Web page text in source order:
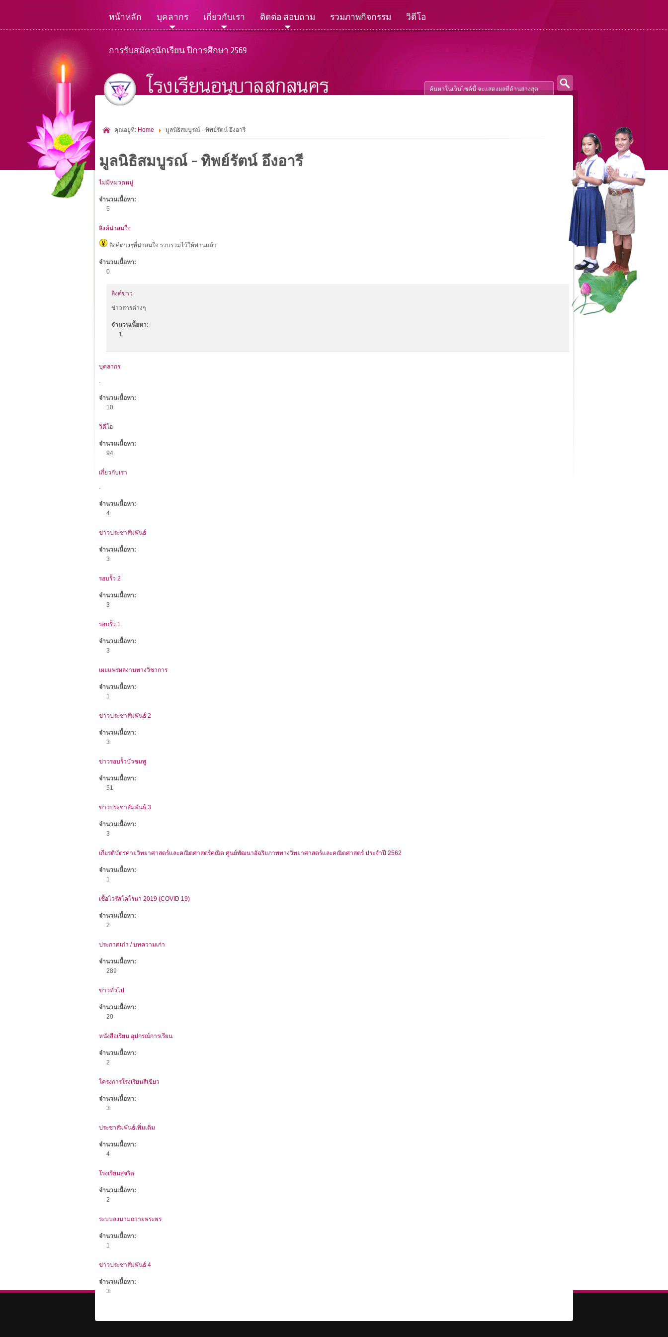
หน้าหลัก บุคลากร เกี่ยวกับเรา ติดต่อ สอบถาม รวมภาพกิจกรรม วิดีโอ
การรับสมัครนักเรียน ปีการศึกษา 2569
คุณอยู่ที่: Home มูลนิธิสมบูรณ์ - ทิพย์รัตน์ อึงอารี
มูลนิธิสมบูรณ์ - ทิพย์รัตน์ อึงอารี
ไม่มีหมวดหมู่
จำนวนเนื้อหา:
5
ลิงค์น่าสนใจ
ลิงค์ต่างๆที่น่าสนใจ รวบรวมไว้ให้ท่านแล้ว
จำนวนเนื้อหา:
0
ลิงค์ข่าว
ข่าวสารต่างๆ
จำนวนเนื้อหา:
1
บุคลากร
.
จำนวนเนื้อหา:
10
วิดีโอ
จำนวนเนื้อหา:
94
เกี่ยวกับเรา
.
จำนวนเนื้อหา:
4
ข่าวประชาสัมพันธ์
จำนวนเนื้อหา:
3
รอบรั้ว 2
จำนวนเนื้อหา:
3
รอบรั้ว 1
จำนวนเนื้อหา:
3
เผยแพร่ผลงานทางวิชาการ
จำนวนเนื้อหา:
1
ข่าวประชาสัมพันธ์ 2
จำนวนเนื้อหา:
3
ข่าวรอบรั้วบัวชมพู
จำนวนเนื้อหา:
51
ข่าวประชาสัมพันธ์ 3
จำนวนเนื้อหา:
3
เกียรติบัตรค่ายวิทยาศาสตร์และคณิตศาสตร์คณิต ศูนย์พัฒนาอัฉริยภาพทางวิทยาศาสตร์และคณิตศาสตร์ ประจำปี 2562
จำนวนเนื้อหา:
1
เชื้อไวรัสโคโรนา 2019 (COVID 19)
จำนวนเนื้อหา:
2
ประกาศเก่า / บทความเก่า
จำนวนเนื้อหา:
289
ข่าวทั่วไป
จำนวนเนื้อหา:
20
หนังสือเรียน อุปกรณ์การเรียน
จำนวนเนื้อหา:
2
โครงการโรงเรียนสีเขียว
จำนวนเนื้อหา:
3
ประชาสัมพันธ์เพิ่มเติม
จำนวนเนื้อหา:
4
โรงเรียนสุจริต
จำนวนเนื้อหา:
2
ระบบลงนามถวายพระพร
จำนวนเนื้อหา:
1
ข่าวประชาสัมพันธ์ 4
จำนวนเนื้อหา:
3